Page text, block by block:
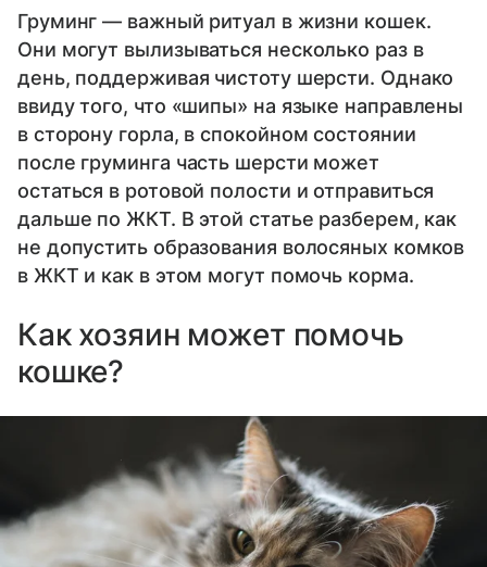
Груминг — важный ритуал в жизни кошек.
Они могут вылизываться несколько раз в
день, поддерживая чистоту шерсти. Однако
ввиду того, что «шипы» на языке направлены
в сторону горла, в спокойном состоянии
после груминга часть шерсти может
остаться в ротовой полости и отправиться
дальше по ЖКТ. В этой статье разберем, как
не допустить образования волосяных комков
в ЖКТ и как в этом могут помочь корма.
Как хозяин может помочь
кошке?